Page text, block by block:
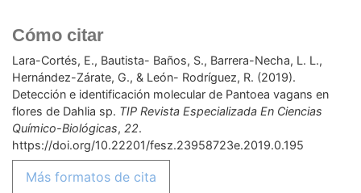
Cómo citar
Lara-Cortés, E., Bautista- Baños, S., Barrera-Necha, L. L.,
Hernández-Zárate, G., & León- Rodríguez, R. (2019).
Detección e identificación molecular de Pantoea vagans en
flores de Dahlia sp. TIP Revista Especializada En Ciencias
Químico-Biológicas, 22.
https://doi.org/10.22201/fesz.23958723e.2019.0.195
Más formatos de cita